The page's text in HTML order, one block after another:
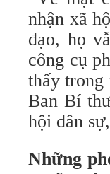
nhận xã
đạo, họ
công cụ
thấy
Ban Bí
hội dân
Những